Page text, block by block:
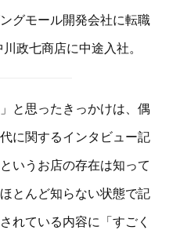
グモール開発会社に転職
政七商店に中途入社。
と思ったきっかけは、偶
に関するインタビュー記
いうお店の存在は知って
とんど知らない状態で記
れている内容に「すごく